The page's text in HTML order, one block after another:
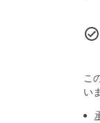
こ
い